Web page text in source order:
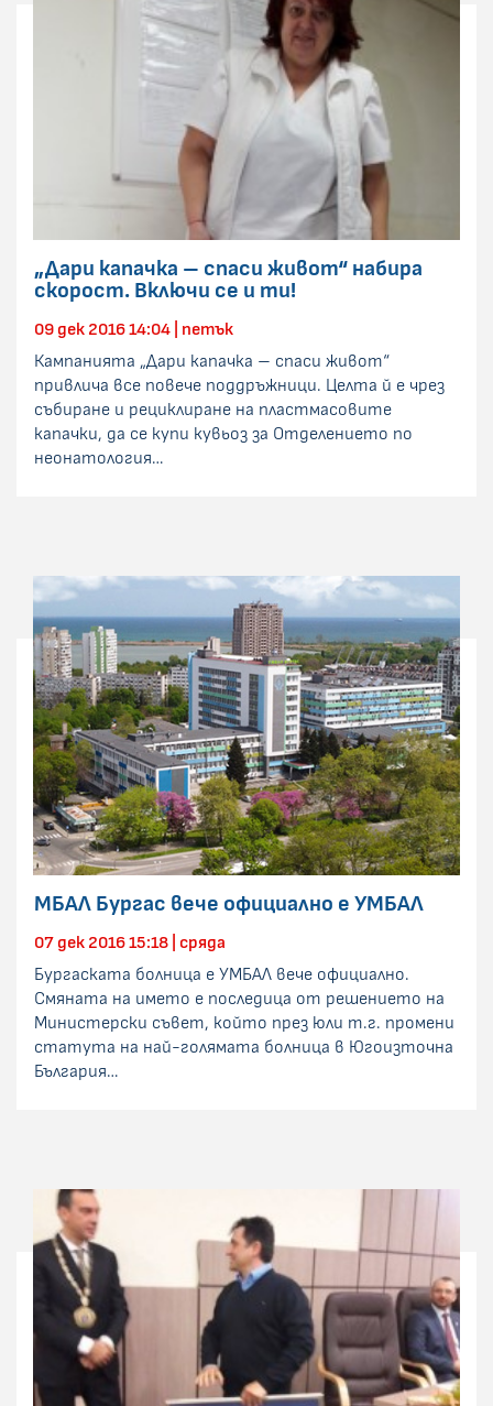
„Дари капачка – спаси живот“ набира
скорост. Включи се и ти!
09 дек 2016 14:04 | петък
Кампанията „Дари капачка – спаси живот“
привлича все повече поддръжници. Целта й е чрез
събиране и рециклиране на пластмасовите
капачки, да се купи кувьоз за Отделението по
неонатология…
МБАЛ Бургас вече официално е УМБАЛ
07 дек 2016 15:18 | сряда
Бургаската болница е УМБАЛ вече официално.
Смяната на името е последица от решението на
Министерски съвет, който през юли т.г. промени
статута на най-голямата болница в Югоизточна
България…